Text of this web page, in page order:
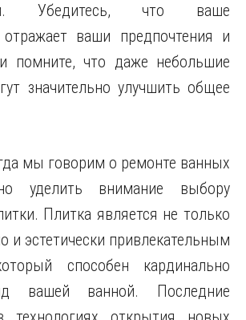
Убедитесь, что ваше
отражает ваши предпочтения и
помните, что даже небольшие
значительно улучшить общее
мы говорим о ремонте ванных
уделить внимание выбору
Плитка является не только
и эстетически привлекательным
способен кардинально
вашей ванной. Последние